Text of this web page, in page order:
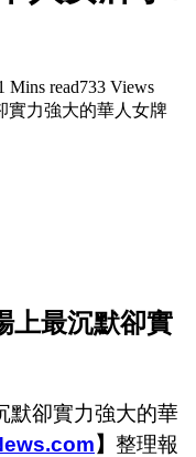
Mins read733 Views
上最沉默卻實
默卻實力強大的華
】 整理報